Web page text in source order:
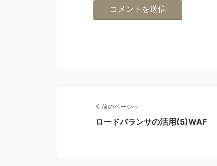
前のページへ
ロードバランサの活用(5)WAF